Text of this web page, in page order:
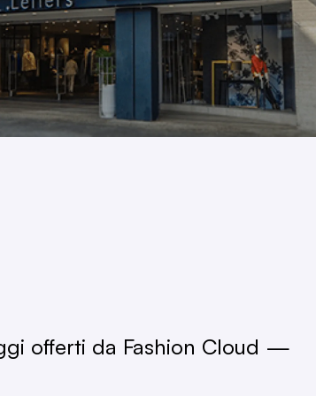
offerti da Fashion Cloud —